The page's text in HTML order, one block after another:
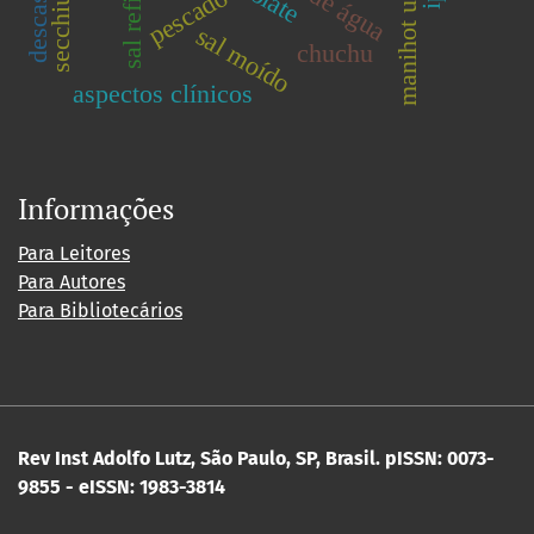
pescado
sal moído chuchu
aspectos clínicos
Informações
Para Leitores
Para Autores
Para Bibliotecários
Rev Inst Adolfo Lutz, São Paulo, SP, Brasil. pISSN: 0073-
9855 - eISSN: 1983-3814